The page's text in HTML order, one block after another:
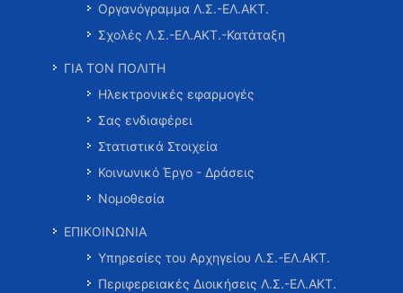
Οργανόγραμμα Λ.Σ.-ΕΛ.ΑΚΤ.
Σχολές Λ.Σ.-ΕΛ.ΑΚΤ.-Κατάταξη
ΓΙΑ ΤΟΝ ΠΟΛΙΤΗ
Ηλεκτρονικές εφαρμογές
Σας ενδιαφέρει
Στατιστικά Στοιχεία
Κοινωνικό Έργο - Δράσεις
Νομοθεσία
ΕΠΙΚΟΙΝΩΝΙΑ
Υπηρεσίες του Αρχηγείου Λ.Σ.-ΕΛ.ΑΚΤ.
Περιφερειακές Διοικήσεις Λ.Σ.-ΕΛ.ΑΚΤ.